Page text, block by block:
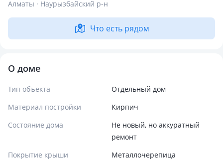
Алматы · Наурызбайский р-н
Что есть рядом
О доме
Тип объекта
Отдельный дом
Материал постройки
Кирпич
Состояние дома
Не новый, но аккуратный
ремонт
Покрытие крыши
Металлочерепица